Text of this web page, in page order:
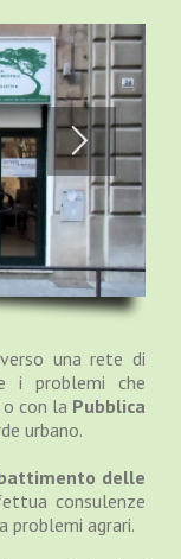
una rete di
i problemi che
con la Pubblica
urbano.
delle
consulenze
problemi agrari.